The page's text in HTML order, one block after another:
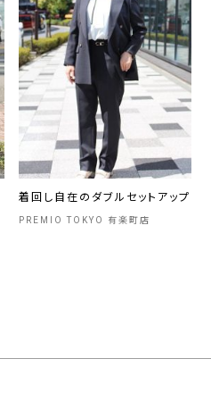
着回し自在のダブルセットアップ
PREMIO TOKYO 有楽町店